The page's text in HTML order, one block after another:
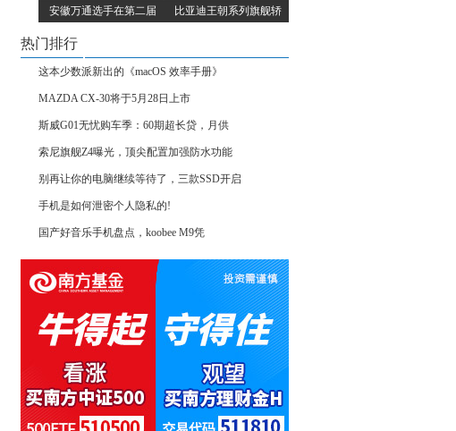
安徽万通选手在第二届 比亚迪王朝系列旗舰轿
热门排行
这本少数派新出的《macOS 效率手册》
MAZDA CX-30将于5月28日上市
斯威G01无忧购车季：60期超长贷，月供
索尼旗舰Z4曝光，顶尖配置加强防水功能
别再让你的电脑继续等待了，三款SSD开启
手机是如何泄密个人隐私的!
国产好音乐手机盘点，koobee M9凭